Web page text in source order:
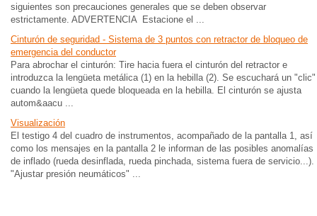
siguientes son precauciones generales que se deben observar
estrictamente. ADVERTENCIA Estacione el ...
Cinturón de seguridad - Sistema de 3 puntos con retractor de bloqueo de
emergencia del conductor
Para abrochar el cinturón: Tire hacia fuera el cinturón del retractor e
introduzca la lengüeta metálica (1) en la hebilla (2). Se escuchará un "clic"
cuando la lengüeta quede bloqueada en la hebilla. El cinturón se ajusta
autom&aacu ...
Visualización
El testigo 4 del cuadro de instrumentos, acompañado de la pantalla 1, así
como los mensajes en la pantalla 2 le informan de las posibles anomalías
de inflado (rueda desinflada, rueda pinchada, sistema fuera de servicio...).
"Ajustar presión neumáticos" ...